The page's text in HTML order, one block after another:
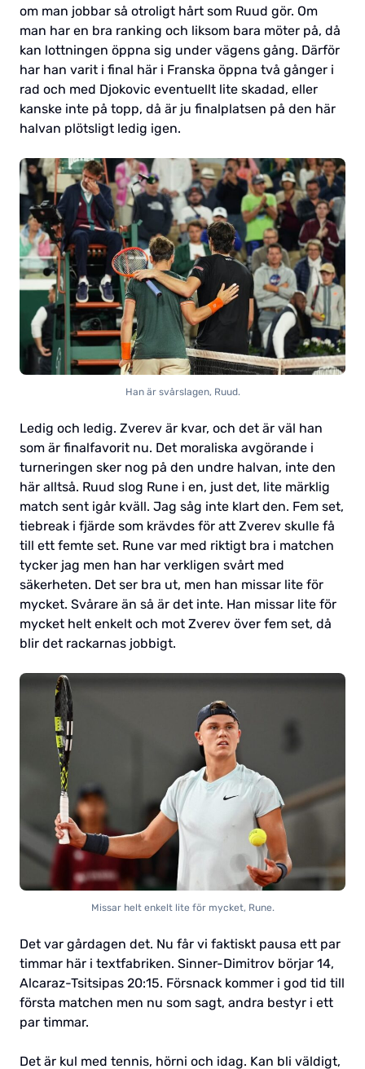
om man jobbar så otroligt hårt som Ruud gör. Om
man har en bra ranking och liksom bara möter på, då
kan lottningen öppna sig under vägens gång. Därför
har han varit i final här i Franska öppna två gånger i
rad och med Djokovic eventuellt lite skadad, eller
kanske inte på topp, då är ju finalplatsen på den här
halvan plötsligt ledig igen.
Han är svårslagen, Ruud.
Ledig och ledig. Zverev är kvar, och det är väl han
som är finalfavorit nu. Det moraliska avgörande i
turneringen sker nog på den undre halvan, inte den
här alltså. Ruud slog Rune i en, just det, lite märklig
match sent igår kväll. Jag såg inte klart den. Fem set,
tiebreak i fjärde som krävdes för att Zverev skulle få
till ett femte set. Rune var med riktigt bra i matchen
tycker jag men han har verkligen svårt med
säkerheten. Det ser bra ut, men han missar lite för
mycket. Svårare än så är det inte. Han missar lite för
mycket helt enkelt och mot Zverev över fem set, då
blir det rackarnas jobbigt.
Missar helt enkelt lite för mycket, Rune.
Det var gårdagen det. Nu får vi faktiskt pausa ett par
timmar här i textfabriken. Sinner-Dimitrov börjar 14,
Alcaraz-Tsitsipas 20:15. Försnack kommer i god tid till
första matchen men nu som sagt, andra bestyr i ett
par timmar.
Det är kul med tennis, hörni och idag. Kan bli väldigt,